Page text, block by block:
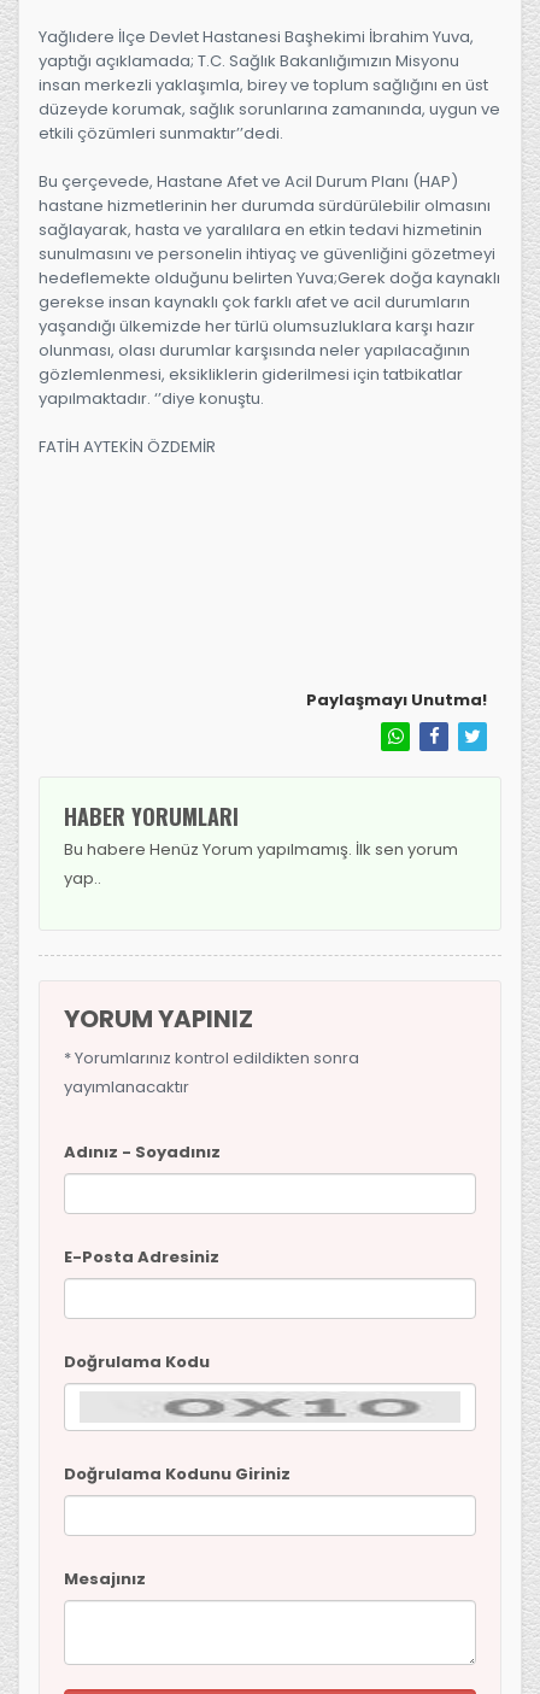
Yağlıdere İlçe Devlet Hastanesi Başhekimi İbrahim Yuva,
yaptığı açıklamada; T.C. Sağlık Bakanlığımızın Misyonu
insan merkezli yaklaşımla, birey ve toplum sağlığını en üst
düzeyde korumak, sağlık sorunlarına zamanında, uygun ve
etkili çözümleri sunmaktır’’dedi.
Bu çerçevede, Hastane Afet ve Acil Durum Planı (HAP)
hastane hizmetlerinin her durumda sürdürülebilir olmasını
sağlayarak, hasta ve yaralılara en etkin tedavi hizmetinin
sunulmasını ve personelin ihtiyaç ve güvenliğini gözetmeyi
hedeflemekte olduğunu belirten Yuva;Gerek doğa kaynaklı
gerekse insan kaynaklı çok farklı afet ve acil durumların
yaşandığı ülkemizde her türlü olumsuzluklara karşı hazır
olunması, olası durumlar karşısında neler yapılacağının
gözlemlenmesi, eksikliklerin giderilmesi için tatbikatlar
yapılmaktadır. ‘’diye konuştu.
FATİH AYTEKİN ÖZDEMİR
Paylaşmayı Unutma!
HABER YORUMLARI
Bu habere Henüz Yorum yapılmamış. İlk sen yorum
yap..
YORUM YAPINIZ
* Yorumlarınız kontrol edildikten sonra
yayımlanacaktır
Adınız - Soyadınız
E-Posta Adresiniz
Doğrulama Kodu
Doğrulama Kodunu Giriniz
Mesajınız